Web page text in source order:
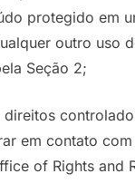
protegido em
outro uso
Seção 2;
em contato
of Rights and